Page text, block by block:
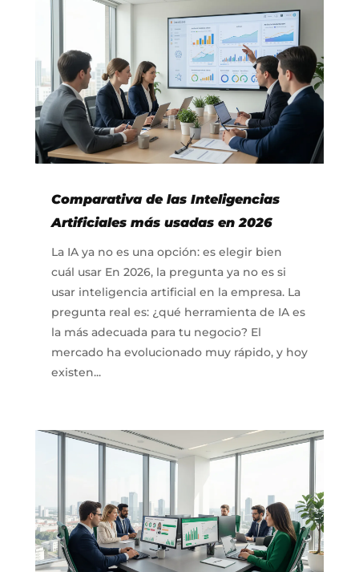
Comparativa de las Inteligencias
Artificiales más usadas en 2026
La IA ya no es una opción: es elegir bien
cuál usar En 2026, la pregunta ya no es si
usar inteligencia artificial en la empresa. La
pregunta real es: ¿qué herramienta de IA es
la más adecuada para tu negocio? El
mercado ha evolucionado muy rápido, y hoy
existen...